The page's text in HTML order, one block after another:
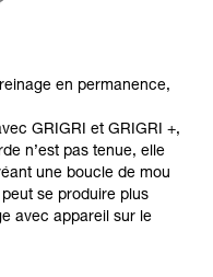
en permanence,
GRIGRI et GRIGRI +,
n’est pas tenue, elle
une boucle de mou
se produire plus
avec appareil sur le